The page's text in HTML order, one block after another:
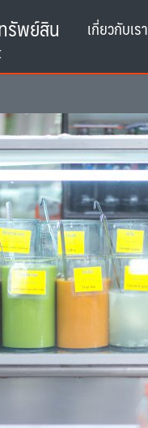
รัพย์สิน เกี่ยวกับเรา